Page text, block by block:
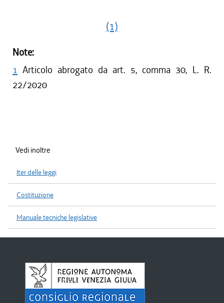
(1)
Note:
1 Articolo abrogato da art. 5, comma 30, L. R.
22/2020
Vedi inoltre
Iter delle leggi
Costituzione
Manuale tecniche legislative